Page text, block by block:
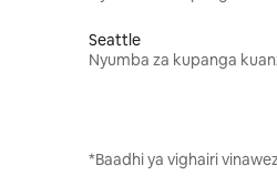
Seattle
*Baadhi ya vighairi